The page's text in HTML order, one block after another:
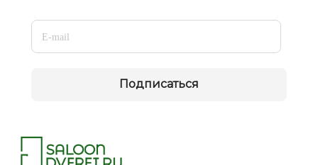
Подписаться